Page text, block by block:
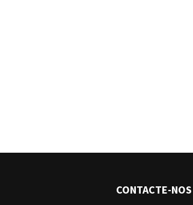
CONTACTE-NOS